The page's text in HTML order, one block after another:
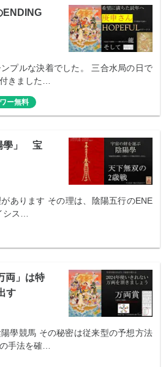
ENDING
プルな決着でした。 三合水局の日で
きました…
ー無料
學」 宝
あります その理は、陰陽五行のENE
シス…
両」は特
す
學競馬 その秘密は従来型の予想方法
手法を確…